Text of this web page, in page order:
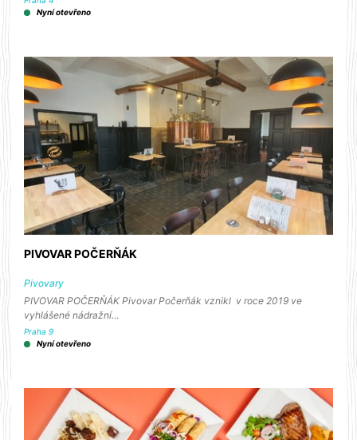
Nyní otevřeno
PIVOVAR POČERŇÁK
Pivovary
PIVOVAR POČERŇÁK Pivovar Počerňák vznikl v roce 2019 ve
vyhlášené nádražní…
Praha 9
Nyní otevřeno